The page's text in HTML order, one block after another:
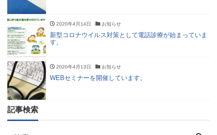
2020年4月14日 お知らせ
新型コロナウイルス対策として電話診療が始まっていま
す。
2020年4月13日 お知らせ
WEBセミナーを開催しています。
記事検索